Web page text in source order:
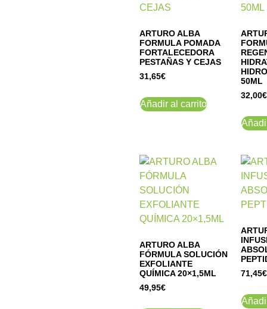
ARTURO ALBA
FORMULA POMADA
FORTALECEDORA
PESTAÑAS Y CEJAS
31,65€
Añadir al carrito
50ML
32,00€
ARTURO ALBA
FÓRMULA SOLUCIÓN
EXFOLIANTE
QUÍMICA 20×1,5ML
49,95€
71,45€